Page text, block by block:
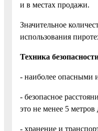
и в местах продажи.
Значительное
использования
Техника
- наиболее опасными
- безопасное
это не менее 5
- хранение и